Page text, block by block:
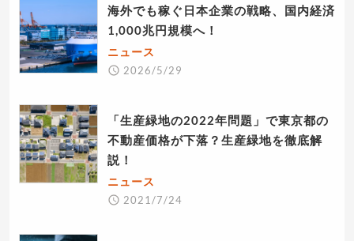
海外でも稼ぐ日本企業の戦略、国内経済
1,000兆円規模へ！
ニュース
2026/5/29
「生産緑地の2022年問題」で東京都の
不動産価格が下落？生産緑地を徹底解
説！
ニュース
2021/7/24